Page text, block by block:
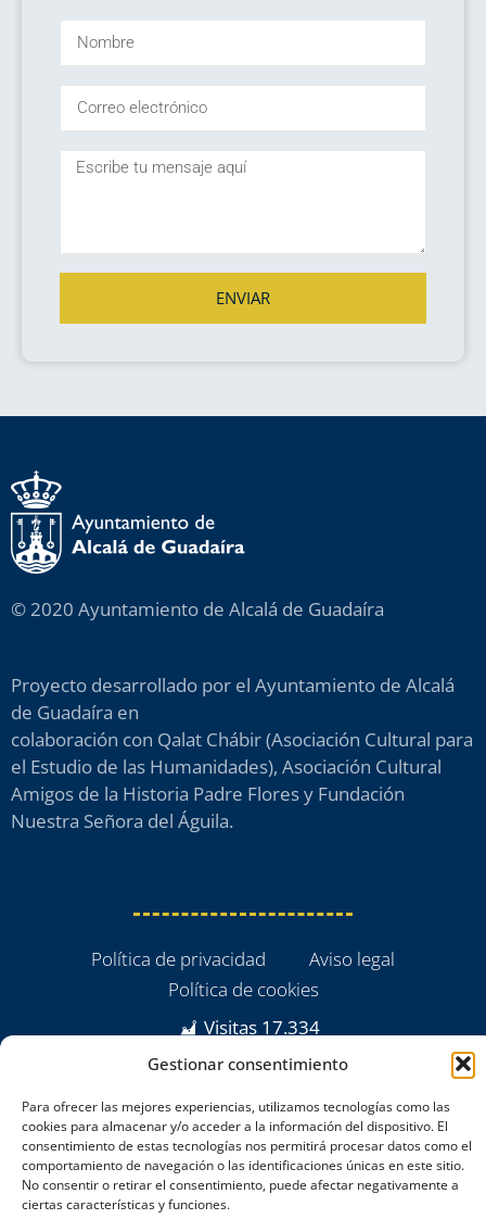
Gestionar consentimiento
Para ofrecer las mejores experiencias, utilizamos tecnologías como las
cookies para almacenar y/o acceder a la información del dispositivo. El
consentimiento de estas tecnologías nos permitirá procesar datos como el
comportamiento de navegación o las identificaciones únicas en este sitio.
No consentir o retirar el consentimiento, puede afectar negativamente a
ciertas características y funciones.
ENVIAR
© 2020 Ayuntamiento de Alcalá de Guadaíra
Proyecto desarrollado por el Ayuntamiento de Alcalá
de Guadaíra en
colaboración con Qalat Chábir (Asociación Cultural para
el Estudio de las Humanidades), Asociación Cultural
Amigos de la Historia Padre Flores y Fundación
Nuestra Señora del Águila.
Política de privacidad
Aviso legal
Política de cookies
Visitas 17.334
powered by